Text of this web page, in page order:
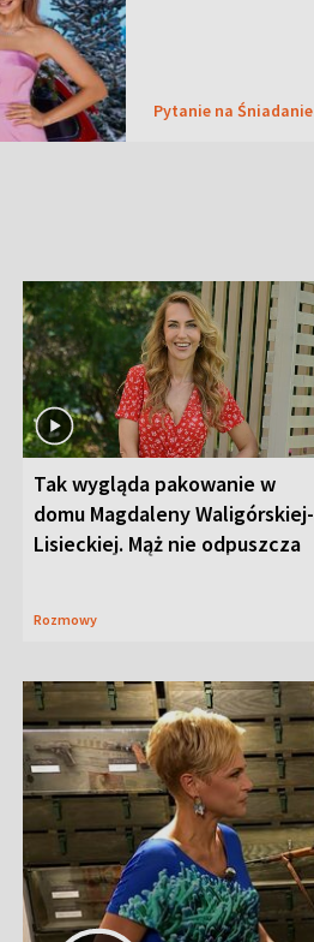
Pytanie na Śniadanie
Tak wygląda pakowanie w
domu Magdaleny Waligórskiej-
Lisieckiej. Mąż nie odpuszcza
Rozmowy